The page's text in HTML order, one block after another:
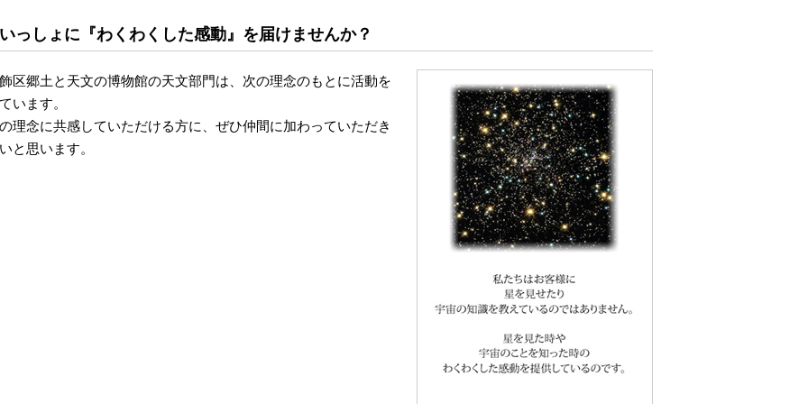
いっしょに『わくわくした感動』を届けませんか？
区郷土と天文の博物館の天文部門は、次の理念のもとに活動を
います。
理念に共感していただける方に、ぜひ仲間に加わっていただき
と思います。